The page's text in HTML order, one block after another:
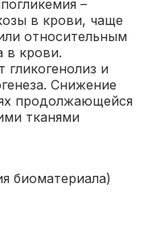
–
в крови, чаще
относительным
в крови.
гликогенолиз и
Снижение
продолжающейся
тканями
биоматериала)